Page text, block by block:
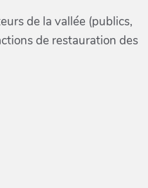
de la vallée (publics,
de restauration des